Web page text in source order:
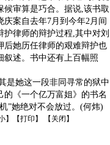
候审算是巧合。据说,该书取
庆案自去年7月到今年2月间
护律师的辩护过程,其中对刘
后她历任律师的艰难辩护也
叙述。书中还有上百幅照
她这一段非同寻常的狱中
《一个亿万富姐》的书名
”她绝对不会放过。(何炜)
】【打印 】 【 关闭 】